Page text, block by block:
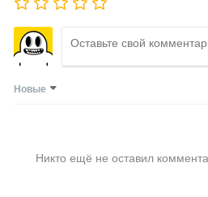
Новые
Никто ещё не оставил